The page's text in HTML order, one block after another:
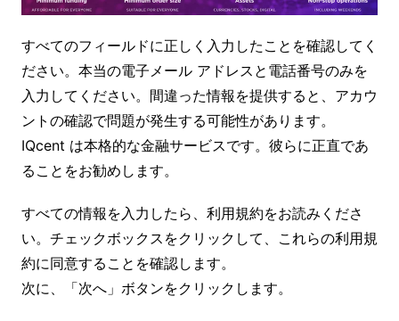
すべてのフィールドに正しく入力したことを確認してく
ださい。本当の電子メール アドレスと電話番号のみを
入力してください。間違った情報を提供すると、アカウ
ントの確認で問題が発生する可能性があります。
IQcent は本格的な金融サービスです。彼らに正直であ
ることをお勧めします。
すべての情報を入力したら、利用規約をお読みくださ
い。チェックボックスをクリックして、これらの利用規
約に同意することを確認します。
次に、「次へ」ボタンをクリックします。